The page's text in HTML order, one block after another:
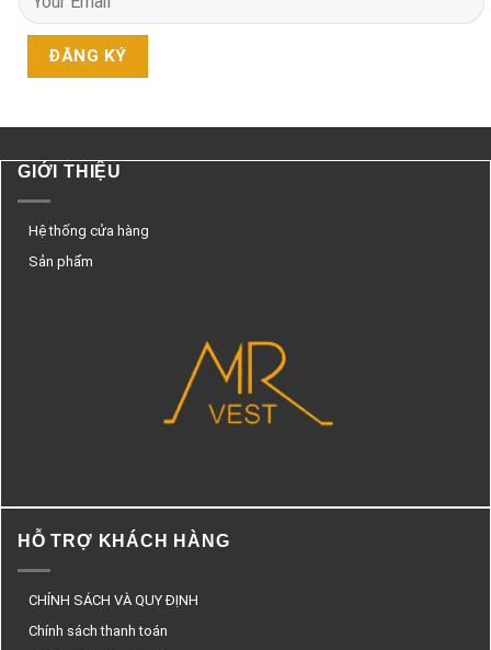
GIỚI THIỆU
Hệ thống cửa hàng
Sản phẩm
HỖ TRỢ KHÁCH HÀNG
CHÍNH SÁCH VÀ QUY ĐỊNH
Chính sách thanh toán